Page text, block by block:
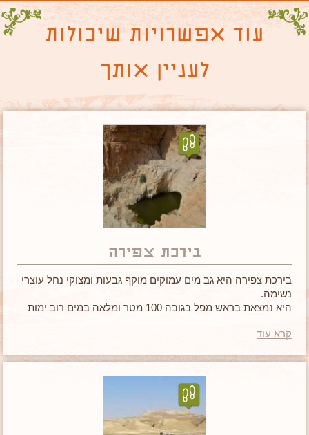
עוד אפשרויות שיכולות
לעניין אותך
בירכת צפירה
בירכת צפירה היא גב מים עמוקים מוקף גבעות ומצוקי נחל עוצרי
נשימה.
היא נמצאת בראש מפל בגובה 100 מטר ומלאה במים רוב ימות
אם הגעתם לאזור, בירכת צפירה
קרא עוד